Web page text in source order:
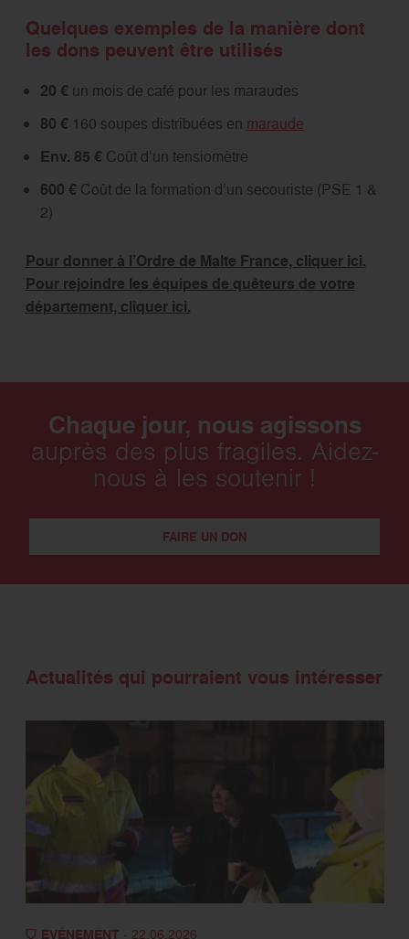
Quelques exemples de la manière dont
les dons peuvent être utilisés
20 € un mois de café pour les maraudes
80 € 160 soupes distribuées en maraude
Env. 85 € Coût d’un tensiomètre
600 € Coût de la formation d’un secouriste (PSE 1 &
2)
Pour donner à l’Ordre de Malte France, cliquer ici.
Pour rejoindre les équipes de quêteurs de votre
département, cliquer ici.
Chaque jour, nous agissons
auprès des plus fragiles. Aidez-
nous à les soutenir !
FAIRE UN DON
Actualités qui pourraient vous intéresser
EVÉNEMENT - 22.06.2026